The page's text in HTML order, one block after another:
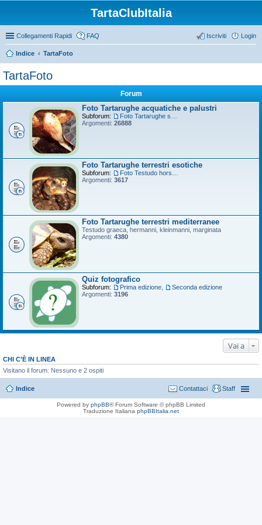
TartaClubItalia
Collegamenti Rapidi FAQ Login
Iscriviti
Indice TartaFoto
TartaFoto
Forum
Foto Tartarughe acquatiche e palustri
Subforum:
Argomenti: 26888
Foto Tartarughe terrestri esotiche
Subforum:
Argomenti: 3617
Foto Tartarughe terrestri mediterranee
Testudo graeca, hermanni, kleinmanni, marginata
Argomenti: 4380
Quiz fotografico
Subforum: Prima edizione
Seconda edizione
Argomenti: 3196
Vai a
CHI C’È IN LINEA
Visitano il forum: Nessuno e 2 ospiti
Indice Staff
Contattaci
Powered by phpBB® Forum Software © phpBB Limited
Traduzione Italiana phpBBItalia.net